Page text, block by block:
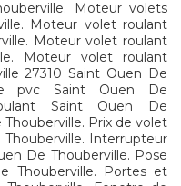
Moteur volets
Moteur volet roulant
Moteur volet roulant
Moteur volet roulant
27310 Saint Ouen De
pvc Saint Ouen De
Saint Ouen De
Prix de volet
Interrupteur
De Thouberville. Pose
Thouberville. Portes et